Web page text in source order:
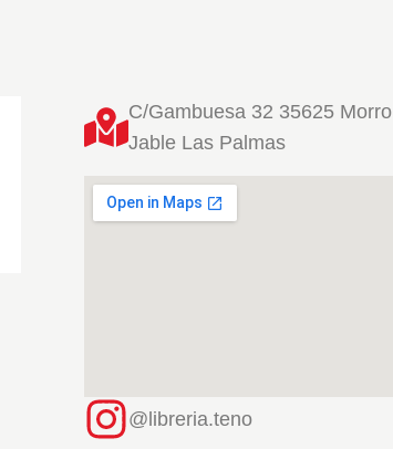
C/Gambuesa 32 35625 Morro
Jable Las Palmas
@libreria.teno